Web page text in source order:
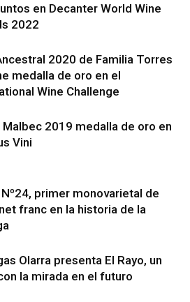
en Decanter World Wine
2022
2020 de Familia Torres
medalla de oro en el
Wine Challenge
Malbec 2019 medalla de oro en
Vini
primer monovarietal de
franc en la historia de la
Olarra presenta El Rayo, un
la mirada en el futuro